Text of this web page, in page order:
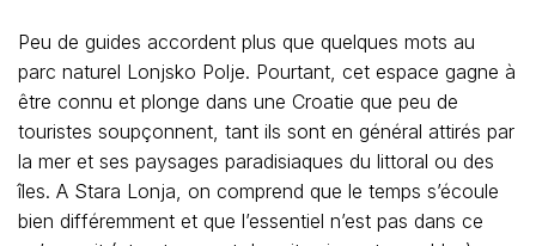
Peu de guides accordent plus que quelques mots au
parc naturel Lonjsko Polje. Pourtant, cet espace gagne à
être connu et plonge dans une Croatie que peu de
touristes soupçonnent, tant ils sont en général attirés par
la mer et ses paysages paradisiaques du littoral ou des
îles. A Stara Lonja, on comprend que le temps s’écoule
bien différemment et que l’essentiel n’est pas dans ce